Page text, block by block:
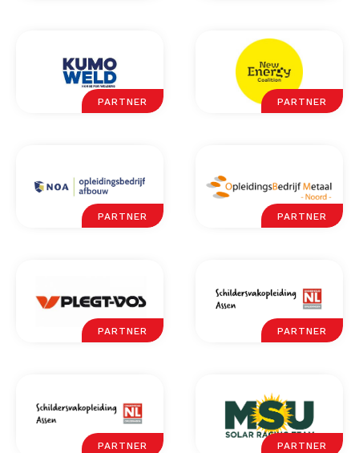
PARTNER PARTNER
PARTNER PARTNER
PARTNER PARTNER
PARTNER PARTNER